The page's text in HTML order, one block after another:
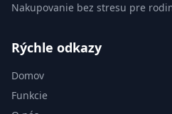
Nakupovanie bez stresu pre
Rýchle odkazy
Domov
Funkcie